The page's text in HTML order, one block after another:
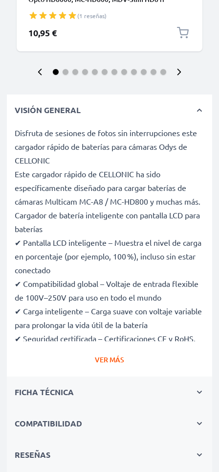
(1 reseñas)
10,95 €
VISIÓN GENERAL
Disfruta de sesiones de fotos sin interrupciones este
cargador rápido de baterías para cámaras Odys de
CELLONIC
Este cargador rápido de CELLONIC ha sido
específicamente diseñado para cargar baterías de
cámaras Multicam MC-A8 / MC-HD800 y muchas más.
Cargador de batería inteligente con pantalla LCD para
baterías
✔ Pantalla LCD inteligente – Muestra el nivel de carga
en porcentaje (por ejemplo, 100 %), incluso sin estar
conectado
✔ Compatibilidad global – Voltaje de entrada flexible
de 100V–250V para uso en todo el mundo
✔ Carga inteligente – Carga suave con voltaje variable
para prolongar la vida útil de la batería
✔ Seguridad certificada – Certificaciones CE y RoHS,
bolsa de cámara
de carga flexible y resistente, con fuente de
VER MÁS
FICHA TÉCNICA
COMPATIBILIDAD
RESEÑAS